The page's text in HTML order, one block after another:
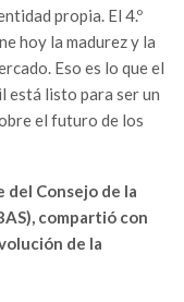
propia. El 4.º
hoy la madurez y la
Eso es lo que el
está listo para ser un
el futuro de los
Consejo de la
compartió con
de la